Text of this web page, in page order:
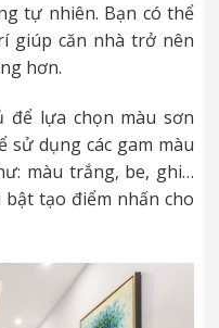
tự nhiên. Bạn có thể
giúp căn nhà trở nên
hơn.
để lựa chọn màu sơn
sử dụng các gam màu
màu trắng, be, ghi…
tạo điểm nhấn cho